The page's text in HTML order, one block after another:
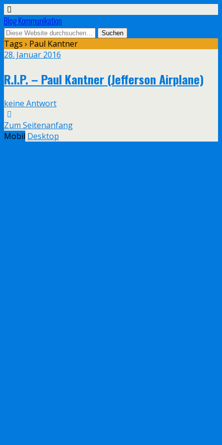
Blog Kommunikation
Tags › Paul Kantner
28. Januar 2016
R.I.P. – Paul Kantner (Jefferson Airplane)
keine Antwort
Zum Seitenanfang
Mobil Desktop